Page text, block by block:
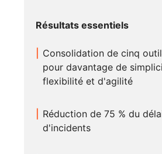
Résultats essentiels
Consolidation de cinq
pour davantage de
flexibilité et d'agilité
Réduction de 75 % du
d'incidents